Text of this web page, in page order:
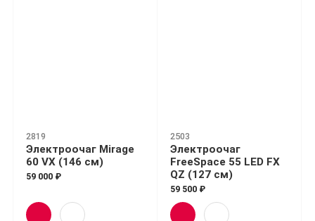
2819
Электроочаг Mirage
60 VX (146 см)
59 000 ₽
2503
Электроочаг
FreeSpace 55 LED FX
QZ (127 см)
59 500 ₽